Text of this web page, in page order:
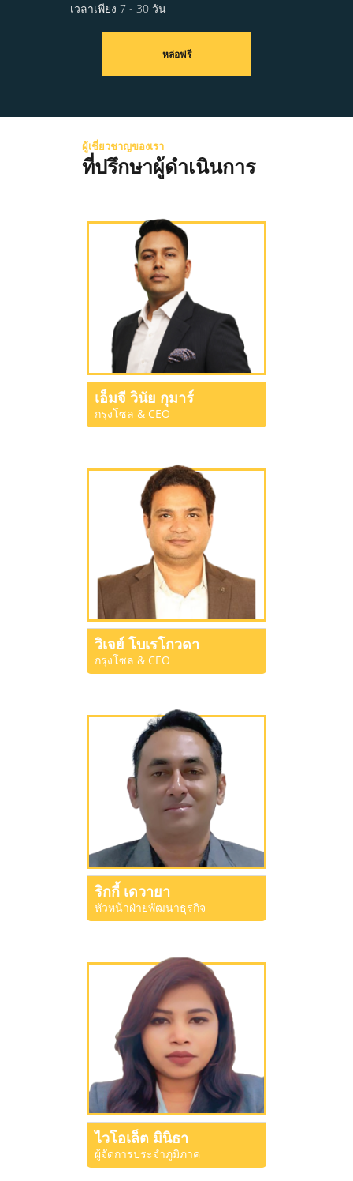
เวลาเพียง 7 - 30 วัน
หล่อฟรี
ผู้เชี่ยวชาญของเรา
ที่ปรึกษาผู้ดำเนินการ
เอ็มจี วินัย กุมาร์
กรุงโซล & CEO
วิเจย์ โบเรโกวดา
กรุงโซล & CEO
ริกกี้ เดวายา
หัวหน้าฝ่ายพัฒนาธุรกิจ
ไวโอเล็ต มินิธา
ผู้จัดการประจำภูมิภาค